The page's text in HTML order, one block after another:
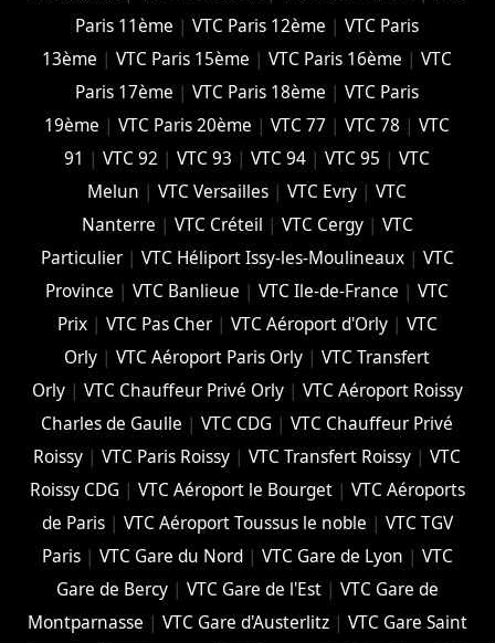
Paris 11ème |VTC Paris 12ème |VTC Paris
13ème |VTC Paris 15ème |VTC Paris 16ème |VTC
Paris 17ème |VTC Paris 18ème |VTC Paris
19ème |VTC Paris 20ème |VTC 77 |VTC 78 |VTC
91 |VTC 92 |VTC 93 |VTC 94 |VTC 95 |VTC
Melun |VTC Versailles |VTC Evry |VTC
Nanterre | VTC Créteil | VTC Cergy| VTC
Particulier| VTC Héliport Issy-les-Moulineaux| VTC
Province |VTC Banlieue |VTC Ile-de-France |VTC
Prix| VTC Pas Cher| VTC Aéroport d'Orly| VTC
Orly |VTC Aéroport Paris Orly |VTC Transfert
Orly| VTC Chauffeur Privé Orly| VTC Aéroport Roissy
Charles de Gaulle |VTC CDG |VTC Chauffeur Privé
Roissy |VTC Paris Roissy |VTC Transfert Roissy |VTC
Roissy CDG | VTC Aéroport le Bourget| VTC Aéroports
de Paris| VTC Aéroport Toussus le noble | VTC TGV
Paris| VTC Gare du Nord| VTC Gare de Lyon | VTC
Gare de Bercy| VTC Gare de l'Est| VTC Gare de
Montparnasse | VTC Gare d'Austerlitz| VTC Gare Saint